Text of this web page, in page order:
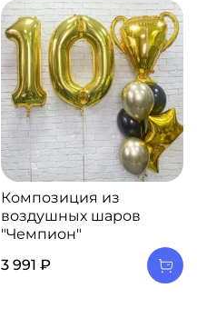
Композиция из
воздушных шаров
"Чемпион"
3 991 ₽